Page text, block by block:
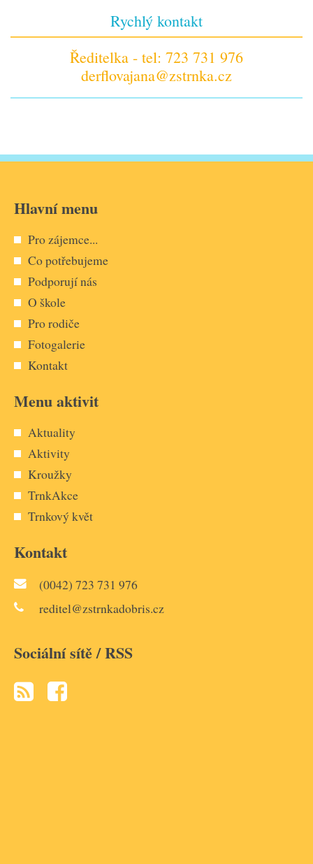
Rychlý kontakt
Ředitelka - tel: 723 731 976
derflovajana@zstrnka.cz
Hlavní menu
Pro zájemce...
Co potřebujeme
Podporují nás
O škole
Pro rodiče
Fotogalerie
Kontakt
Menu aktivit
Aktuality
Aktivity
Kroužky
TrnkAkce
Trnkový květ
Kontakt
(0042) 723 731 976
reditel@zstrnkadobris.cz
Sociální sítě / RSS